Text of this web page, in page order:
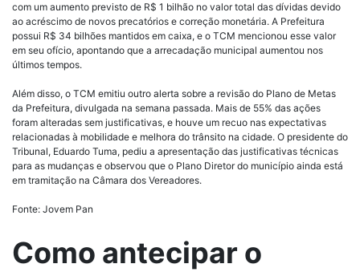
com um aumento previsto de R$ 1 bilhão no valor total das dívidas devido
ao acréscimo de novos precatórios e correção monetária. A Prefeitura
possui R$ 34 bilhões mantidos em caixa, e o TCM mencionou esse valor
em seu ofício, apontando que a arrecadação municipal aumentou nos
últimos tempos.
Além disso, o TCM emitiu outro alerta sobre a revisão do Plano de Metas
da Prefeitura, divulgada na semana passada. Mais de 55% das ações
foram alteradas sem justificativas, e houve um recuo nas expectativas
relacionadas à mobilidade e melhora do trânsito na cidade. O presidente do
Tribunal, Eduardo Tuma, pediu a apresentação das justificativas técnicas
para as mudanças e observou que o Plano Diretor do município ainda está
em tramitação na Câmara dos Vereadores.
Fonte: Jovem Pan
Como antecipar o